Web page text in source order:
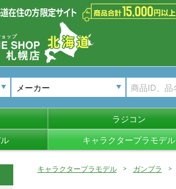
メーカー
ラジコン
キャラクタープラモデル
キャラクタープラモデル ガンプラ